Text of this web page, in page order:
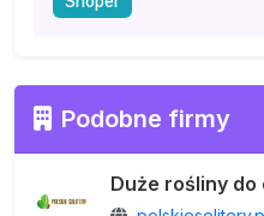
Podobne firmy
Duże rośliny